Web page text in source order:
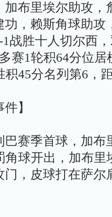
加布里埃尔助攻，
功，赖斯角球助攻
战胜十人切尔西
赛1轮积64分位
积45分名列第6，
】
赛季首球，加布
角球开出，加布
门，皮球打在萨尔